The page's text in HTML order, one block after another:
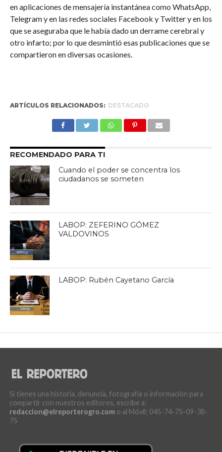
en aplicaciones de mensajería instantánea como WhatsApp,
Telegram y en las redes sociales Facebook y Twitter y en los
que se aseguraba que le había dado un derrame cerebral y
otro infarto; por lo que desmintió esas publicaciones que se
compartieron en diversas ocasiones.
ARTÍCULOS RELACIONADOS: DESTACADO
RECOMENDADO PARA TI
Cuando el poder se concentra los
ciudadanos se someten
LABOP: ZEFERINO GÓMEZ
VALDOVINOS
LABOP: Rubén Cayetano García
Si tienes una historia, denuncia, fotografía o información para
compartir con nuestros editores, escribe a:
redaccion@elreporterogro.com o al Móvil: 045-74-75-09-38-
75